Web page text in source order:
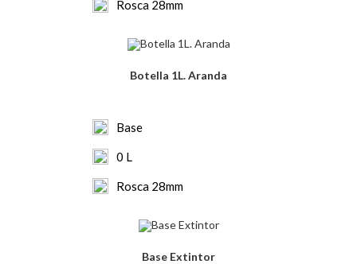
Rosca 28mm
Botella 1L. Aranda
Base
0 L
Rosca 28mm
Base Extintor